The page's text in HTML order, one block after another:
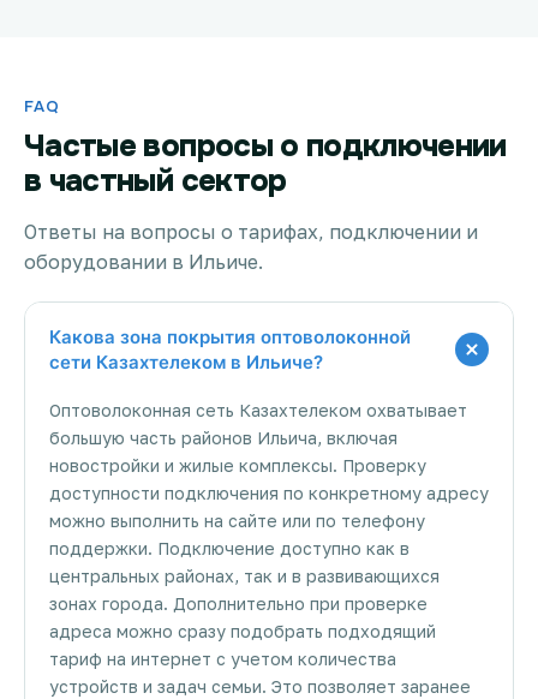
FAQ
Частые вопросы о подключении
в частный сектор
Ответы на вопросы о тарифах, подключении и
оборудовании в Ильиче.
Какова зона покрытия оптоволоконной
сети Казахтелеком в Ильиче?
Оптоволоконная сеть Казахтелеком охватывает
большую часть районов Ильича, включая
новостройки и жилые комплексы. Проверку
доступности подключения по конкретному адресу
можно выполнить на сайте или по телефону
поддержки. Подключение доступно как в
центральных районах, так и в развивающихся
зонах города. Дополнительно при проверке
адреса можно сразу подобрать подходящий
тариф на интернет с учетом количества
устройств и задач семьи. Это позволяет заранее